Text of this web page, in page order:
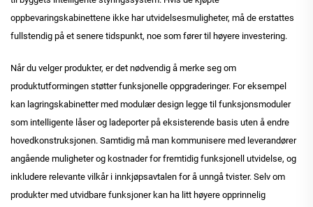
oppbevaringskabinettene ikke har utvidelsesmuligheter, må de erstattes
fullstendig på et senere tidspunkt, noe som fører til høyere investering.
Når du velger produkter, er det nødvendig å merke seg om
produktutformingen støtter funksjonelle oppgraderinger. For eksempel
kan lagringskabinetter med modulær design legge til funksjonsmoduler
som intelligente låser og ladeporter på eksisterende basis uten å endre
hovedkonstruksjonen. Samtidig må man kommunisere med leverandører
angående muligheter og kostnader for fremtidig funksjonell utvidelse, og
inkludere relevante vilkår i innkjøpsavtalen for å unngå tvister. Selv om
produkter med utvidbare funksjoner kan ha litt høyere opprinnelig